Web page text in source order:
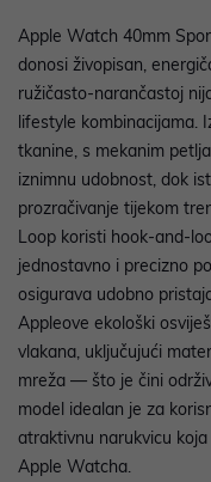
Apple Watch 40mm
donosi živopisan,
ružičasto-narančastoj
lifestyle kombinacijama.
tkanine, s mekanim
iznimnu udobnost, dok
prozračivanje tijekom
Loop koristi hook-and-
jednostavno i precizno
osigurava udobno
Appleove ekološki
vlakana, uključujući
mreža — što je čini
model idealan je za
atraktivnu narukvicu
Apple Watcha.